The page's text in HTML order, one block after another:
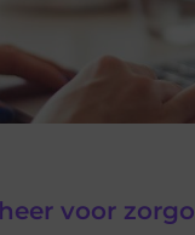
voor